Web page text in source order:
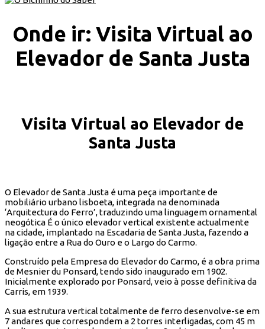
Onde ir: Visita Virtual ao
Elevador de Santa Justa
Visita Virtual ao Elevador de
Santa Justa
O Elevador de Santa Justa é uma peça importante de
mobiliário urbano lisboeta, integrada na denominada
‘Arquitectura do Ferro’, traduzindo uma linguagem ornamental
neogótica É o único elevador vertical existente actualmente
na cidade, implantado na Escadaria de Santa Justa, fazendo a
ligação entre a Rua do Ouro e o Largo do Carmo.
Construído pela Empresa do Elevador do Carmo, é a obra prima
de Mesnier du Ponsard, tendo sido inaugurado em 1902.
Inicialmente explorado por Ponsard, veio à posse definitiva da
Carris, em 1939.
A sua estrutura vertical totalmente de ferro desenvolve-se em
7 andares que correspondem a 2 torres interligadas, com 45 m